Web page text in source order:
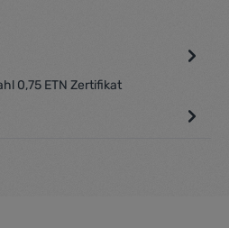
0,75 ETN Zertifikat